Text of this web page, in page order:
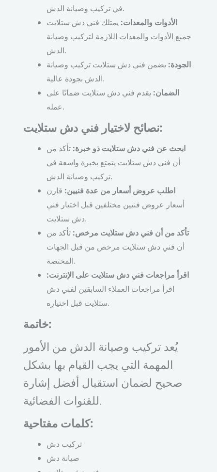
في تركيب وصيانة الدش.
الأدوات والمعدات: يمتلك فني دش ستلايت
جميع الأدوات والمعدات اللازمة لتركيب وصيانة
الدش.
الجودة: يضمن فني دش ستلايت تركيب وصيانة
الدش بجودة عالية.
الضمان: يقدم فني دش ستلايت ضمانًا على
عمله.
نصائح لاختيار فني دش ستلايت:
ابحث عن فني دش ستلايت ذو خبرة: تأكد من
أن فني دش ستلايت يتمتع بخبرة واسعة في
تركيب وصيانة الدش.
اطلب عروض أسعار من عدة فنيين: قارن
أسعار عروض فنيين مختلفين قبل اختيار فني
دش ستلايت.
تأكد من أن فني دش ستلايت مرخص: تأكد من
أن فني دش ستلايت مرخص من قبل الجهات
المختصة.
اقرأ مراجعات فني دش ستلايت على الإنترنت:
اقرأ مراجعات العملاء السابقين لفني دش
ستلايت قبل اختياره.
خاتمة:
يُعد تركيب وصيانة الدش من الأمور
المهمة التي يجب القيام بها بشكل
صحيح لضمان استقبال أفضل إشارة
للقنوات الفضائية.
كلمات مفتاحية:
تركيب دش
صيانة دش